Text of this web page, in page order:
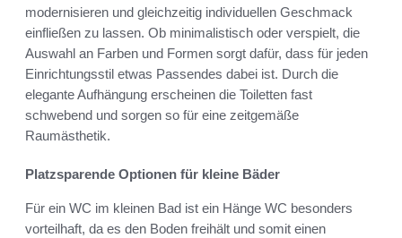
modernisieren und gleichzeitig individuellen Geschmack
einfließen zu lassen. Ob minimalistisch oder verspielt, die
Auswahl an Farben und Formen sorgt dafür, dass für jeden
Einrichtungsstil etwas Passendes dabei ist. Durch die
elegante Aufhängung erscheinen die Toiletten fast
schwebend und sorgen so für eine zeitgemäße
Raumästhetik.
Platzsparende Optionen für kleine Bäder
Für ein WC im kleinen Bad ist ein Hänge WC besonders
vorteilhaft, da es den Boden freihält und somit einen